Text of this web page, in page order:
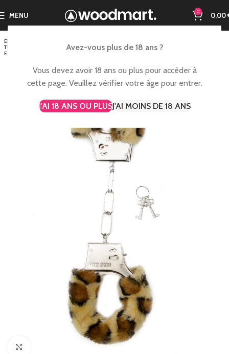
Avez-vous plus de 18 ans ?
Vous devez avoir 18 ans ou plus pour accéder à
cette page. Veuillez vérifier votre âge pour entrer.
J'AI 18 ANS OU PLUSJ'AI MOINS DE 18 ANS
MENU 0 0,00
EN RUP
TURE D
E STOC
Cliquez pour agrandir